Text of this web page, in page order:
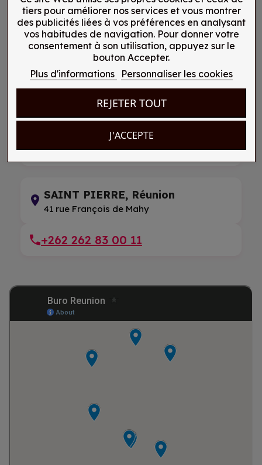
SAINT LEU, Réunion
5 rue du Pressoir
09 76 31 28 85
SAINT PIERRE, Réunion
145 rue Marius et Ary Leblond
+262 262 33 55 41
SAINT PIERRE, Réunion
41 rue François de Mahy
+262 262 83 00 11
tiers pour améliorer nos services et vous montrer
des publicités liées à vos préférences en analysant
vos habitudes de navigation. Pour donner votre
consentement à son utilisation, appuyez sur le
bouton Accepter.
Plus d'informations
Personnaliser les cookies
REJETER TOUT
J'ACCEPTE